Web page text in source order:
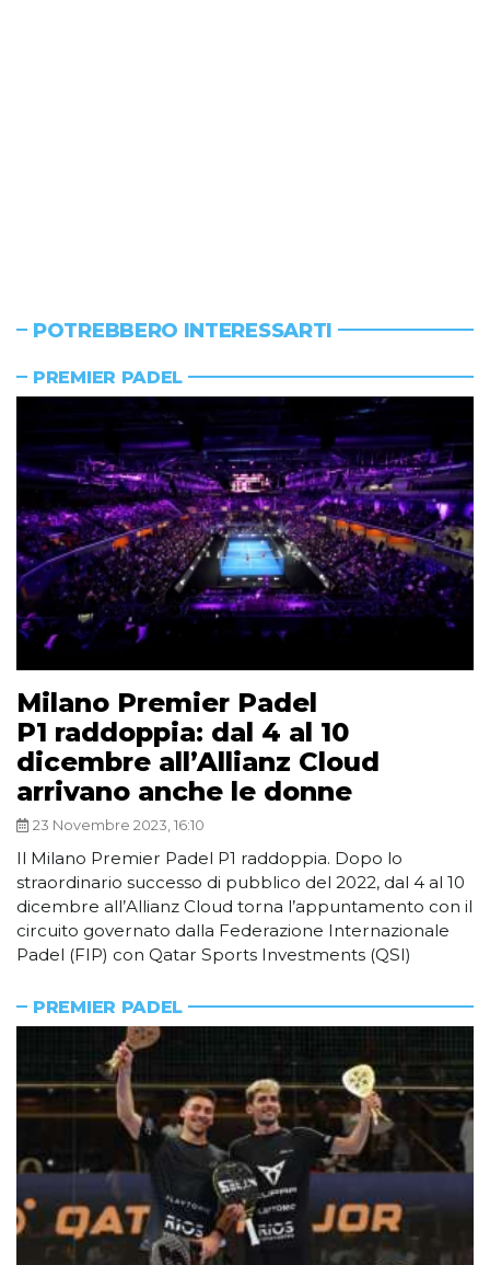
POTREBBERO INTERESSARTI
PREMIER PADEL
Milano Premier Padel
P1 raddoppia: dal 4 al 10
dicembre all’Allianz Cloud
arrivano anche le donne
23 Novembre 2023, 16:10
Il Milano Premier Padel P1 raddoppia. Dopo lo
straordinario successo di pubblico del 2022, dal 4 al 10
dicembre all’Allianz Cloud torna l’appuntamento con il
circuito governato dalla Federazione Internazionale
Padel (FIP) con Qatar Sports Investments (QSI)
PREMIER PADEL